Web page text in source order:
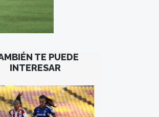
TE PUEDE
INTERESAR